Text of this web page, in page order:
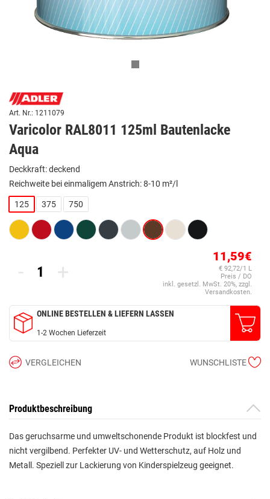
Art. Nr.: 1211079
Varicolor RAL8011 125ml Bautenlacke
Aqua
Deckkraft: deckend
Reichweite bei einmaligem Anstrich: 8-10 m²/l
125 375 750
- +
11,59€
€ 92,72/1 L
Preis / DO
inkl. gesetzl. MwSt. 20%, zzgl.
Versandkosten.
ONLINE BESTELLEN & LIEFERN LASSEN
1-2 Wochen Lieferzeit
VERGLEICHEN WUNSCHLISTE
Produktbeschreibung
Das geruchsarme und umweltschonende Produkt ist blockfest und
nicht vergilbend. Perfekter UV- und Wetterschutz, auf Holz und
Metall. Speziell zur Lackierung von Kinderspielzeug geeignet.